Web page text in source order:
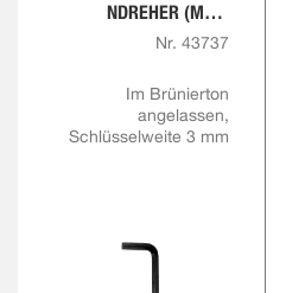
NDREHER (MM),
EXTRA LANGE
Nr. 43737
Im Brünierton
angelassen,
Schlüsselweite 3 mm